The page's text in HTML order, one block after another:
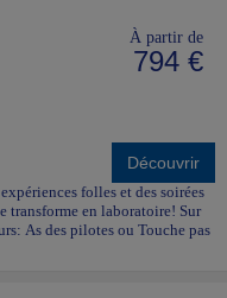
À partir de
794 €
Découvrir
folles et des soirées
transforme en laboratoire! Sur
As des pilotes ou Touche pas